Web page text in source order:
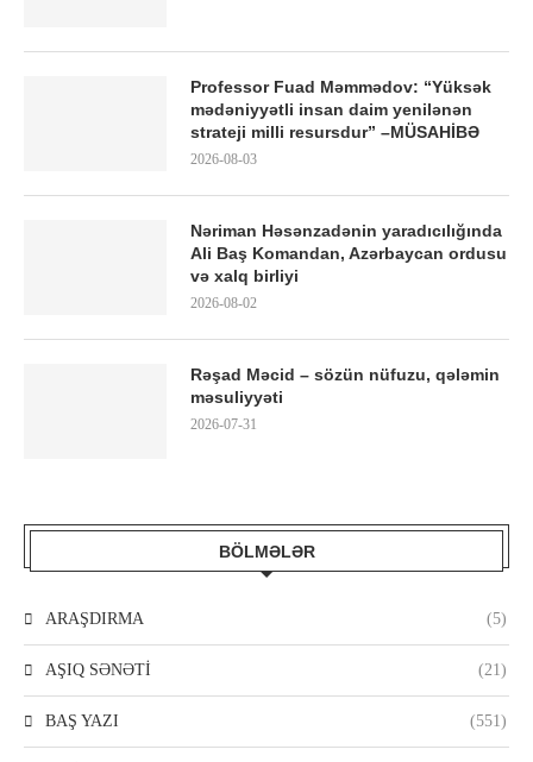
Professor Fuad Məmmədov: “Yüksək
mədəniyyətli insan daim yenilənən
strateji milli resursdur” –MÜSAHİBƏ
2026-08-03
Nəriman Həsənzadənin yaradıcılığında
Ali Baş Komandan, Azərbaycan ordusu
və xalq birliyi
2026-08-02
Rəşad Məcid – sözün nüfuzu, qələmin
məsuliyyəti
2026-07-31
BÖLMƏLƏR
ARAŞDIRMA (5)
AŞIQ SƏNƏTİ (21)
BAŞ YAZI (551)